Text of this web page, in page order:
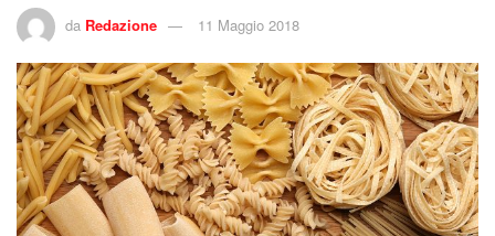
da Redazione 11 Maggio 2018